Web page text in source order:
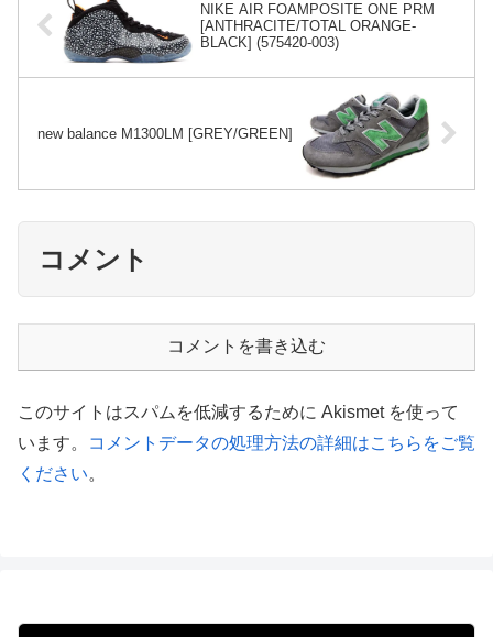
NIKE AIR FOAMPOSITE ONE PRM
[ANTHRACITE/TOTAL ORANGE-
BLACK] (575420-003)
new balance M1300LM [GREY/GREEN]
コメント
コメントを書き込む
このサイトはスパムを低減するために Akismet を使って
います。
コメントデータの処理方法の詳細はこちらをご覧
ください。